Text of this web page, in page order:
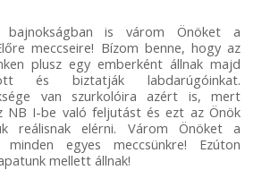
bajnokságban is várom Önöket a
meccseire! Bízom benne, hogy az
plusz egy emberként állnak majd
és biztatják labdarúgóinkat.
van szurkolóira azért is, mert
NB I-be való feljutást és ezt az Önök
reálisnak elérni. Várom Önöket a
egyes meccsünkre! Ezúton
mellett állnak!